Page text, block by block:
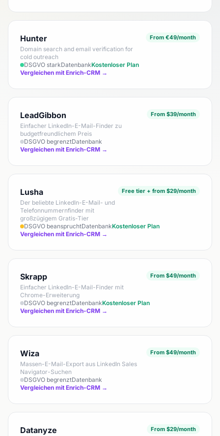
Hunter
Domain search and email verification for
cold outreach
From €49/month
DSGVO starkDatenbankKostenloser Plan
Vergleichen mit Enrich-CRM →
LeadGibbon
Einfacher LinkedIn-E-Mail-Finder zu
budgetfreundlichem Preis
From $39/month
DSGVO begrenztDatenbank
Vergleichen mit Enrich-CRM →
Lusha
Der beliebte LinkedIn-E-Mail- und
Telefonnummernfinder mit
großzügigem Gratis-Tier
Free tier + from $29/month
DSGVO beanspruchtDatenbankKostenloser Plan
Vergleichen mit Enrich-CRM →
Skrapp
Einfacher LinkedIn-E-Mail-Finder mit
Chrome-Erweiterung
From $49/month
DSGVO begrenztDatenbankKostenloser Plan
Vergleichen mit Enrich-CRM →
Wiza
Massen-E-Mail-Export aus LinkedIn Sales
Navigator-Suchen
From $49/month
DSGVO begrenztDatenbank
Vergleichen mit Enrich-CRM →
Datanyze From $29/month